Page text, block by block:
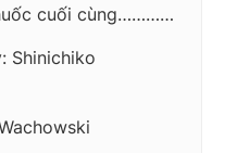
cuối cùng…………
Shinichiko